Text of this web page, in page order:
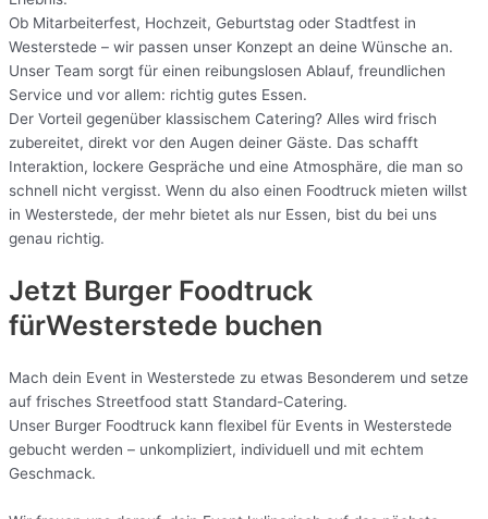
Ob Mitarbeiterfest, Hochzeit, Geburtstag oder Stadtfest in
Westerstede – wir passen unser Konzept an deine Wünsche an.
Unser Team sorgt für einen reibungslosen Ablauf, freundlichen
Service und vor allem: richtig gutes Essen.
Der Vorteil gegenüber klassischem Catering? Alles wird frisch
zubereitet, direkt vor den Augen deiner Gäste. Das schafft
Interaktion, lockere Gespräche und eine Atmosphäre, die man so
schnell nicht vergisst. Wenn du also einen Foodtruck mieten willst
in Westerstede, der mehr bietet als nur Essen, bist du bei uns
genau richtig.
Jetzt Burger Foodtruck
fürWesterstede buchen
Mach dein Event in Westerstede zu etwas Besonderem und setze
auf frisches Streetfood statt Standard-Catering.
Unser Burger Foodtruck kann flexibel für Events in Westerstede
gebucht werden – unkompliziert, individuell und mit echtem
Geschmack.